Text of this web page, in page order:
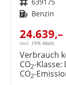
Kraftstoff Benzin
24.639,–
incl. 19% MwSt.
Verbrauch
CO2-Klasse:
CO2-